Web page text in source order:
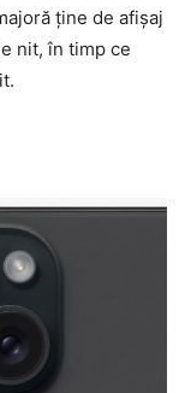
ține de afișaj
nit, în timp ce